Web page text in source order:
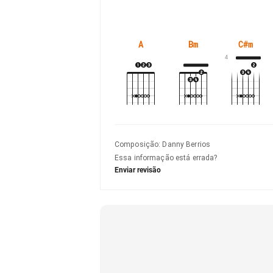
A Bm C#m
4
Composição: Danny Berrios
Essa informação está errada?
Enviar revisão